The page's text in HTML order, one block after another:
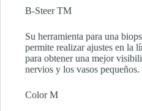
B-Steer TM
Su herramienta para una
permite realizar ajustes en la
para obtener una mejor
nervios y los vasos pequeños.
Color M